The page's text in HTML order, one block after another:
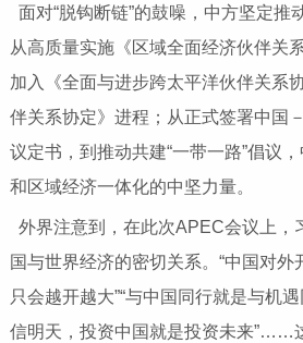
面对“脱钩断链”的鼓噪，中方坚定推
从高质量实施《区域全面经济伙伴关
加入《全面与进步跨太平洋伙伴关系
伴关系协定》进程；从正式签署中国
议定书，到推动共建“一带一路”倡议
和区域经济一体化的中坚力量。
外界注意到，在此次APEC会议上，
国与世界经济的密切关系。“中国对外
只会越开越大”“与中国同行就是与机
信明天，投资中国就是投资未来”……